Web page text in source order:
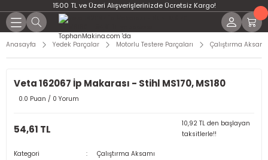
1500 TL ve Üzeri Alışverişlerinizde Ücretsiz Kargo!
Anasayfa Yedek Parçalar Motorlu Testere Parçaları Çalıştırma Aksamı
Veta 162067 İp Makarası - Stihl MS170, MS180
0.0 Puan / 0 Yorum
54,61 TL
10,92 TL den başlayan
taksitlerle!!
Kategori
Çalıştırma Aksamı